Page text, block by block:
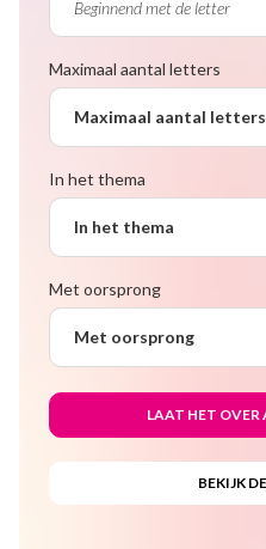
Maximaal aantal letters
Maximaal aantal letters
In het thema
In het thema
Met oorsprong
Met oorsprong